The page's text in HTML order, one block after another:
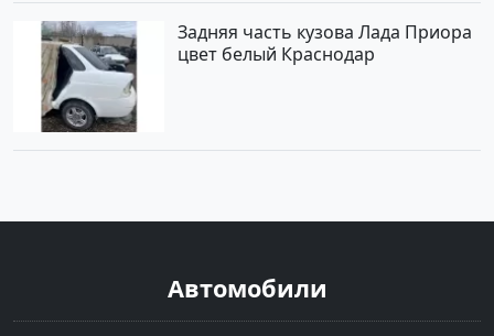
Задняя часть кузова Лада Приора
цвет белый Краснодар
Автомобили